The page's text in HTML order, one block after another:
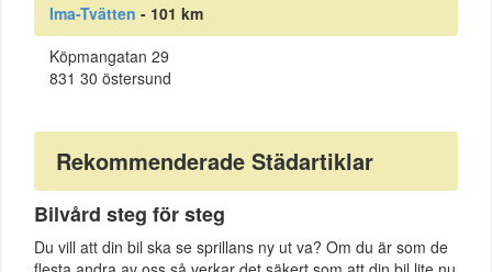
Ima-Tvätten - 101 km
Köpmangatan 29
831 30 östersund
Rekommenderade Städartiklar
Bilvård steg för steg
Du vill att din bil ska se sprillans ny ut va? Om du är som de